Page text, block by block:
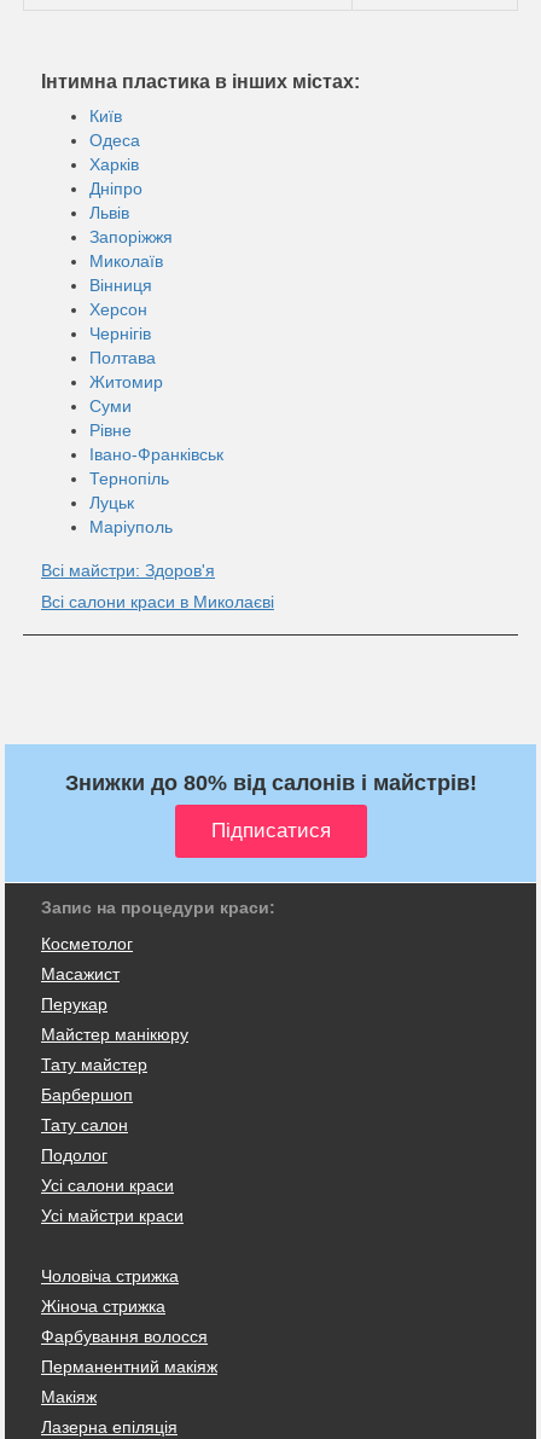
Інтимна пластика в інших містах:
Київ
Одеса
Харків
Дніпро
Львів
Запоріжжя
Миколаїв
Вінниця
Херсон
Чернігів
Полтава
Житомир
Суми
Рівне
Івано-Франківськ
Тернопіль
Луцьк
Маріуполь
Всі майстри: Здоров'я
Всі салони краси в Миколаєві
Знижки до 80% від салонів і майстрів!
Запис на процедури краси:
Косметолог
Масажист
Перукар
Майстер манікюру
Тату майстер
Барбершоп
Тату салон
Подолог
Усі салони краси
Усі майстри краси
Чоловіча стрижка
Жіноча стрижка
Фарбування волосся
Перманентний макіяж
Макіяж
Лазерна епіляція